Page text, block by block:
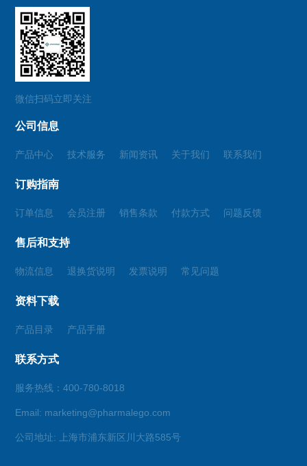
微信扫码立即关注
公司信息
产品中心 技术服务 新闻资讯 关于我们 联系我们
订购指南
订单信息 会员注册 销售条款 付款方式 问题反馈
售后和支持
物流信息 退换货说明 发票说明 常见问题
资料下载
产品目录 产品手册
联系方式
服务热线：400-780-8018
Email: marketing@pharmalego.com
公司地址: 上海市浦东新区川大路585号